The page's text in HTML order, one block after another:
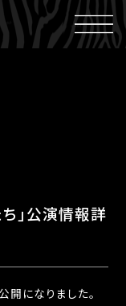
」公演情報詳
開になりました。